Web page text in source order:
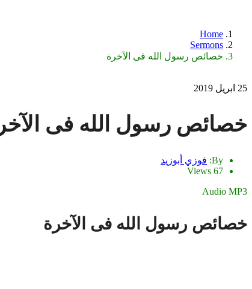
Home
Sermons
خصائص رسول الله فى الآخرة
25 ابريل 2019
خصائص رسول الله فى
By: فوزي أبوزيد
67 Views
Audio MP3
خصائص رسول الله فى الآخرة